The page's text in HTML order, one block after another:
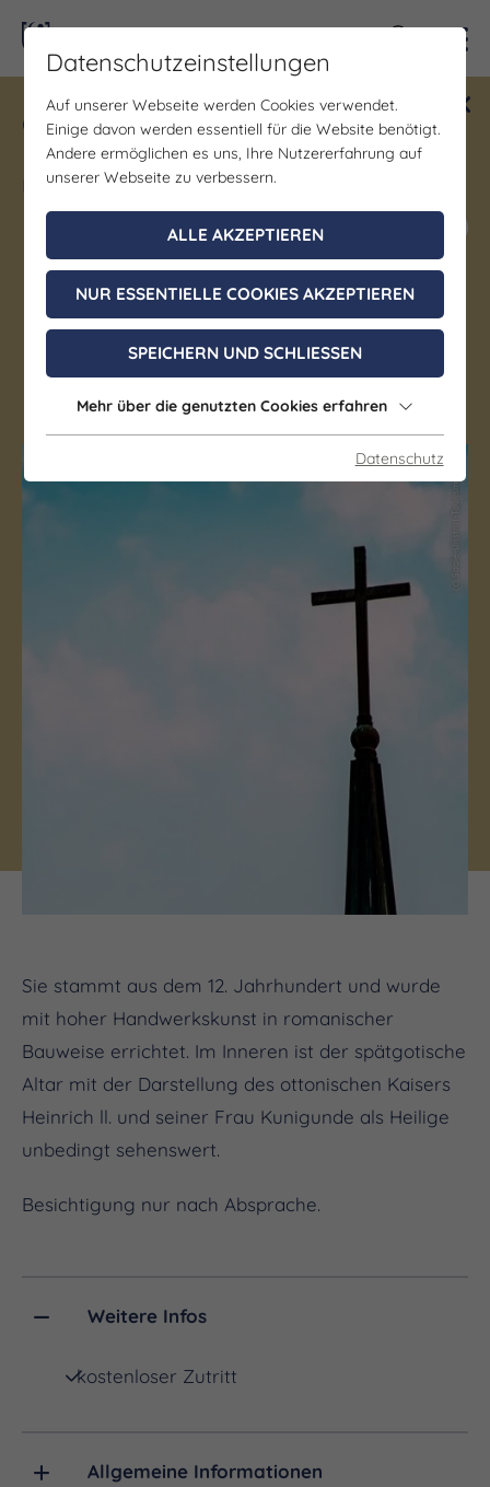
Gewinne ein Blind Date mit Saale-
Unstrut! Teilnahme vom 1.7. - 18.12.
möglich.
Jetzt mitmachen
Denkmal/Wahrzeichen | Kirche/Dome/Kloster
Kirche Schkauditz
Wetterzeube OT Schkauditz
(c) Saale-Unstrut-Tourismus e.V.
Sie stammt aus dem 12. Jahrhundert und wurde
mit hoher Handwerkskunst in romanischer
Bauweise errichtet. Im Inneren ist der spätgotische
Altar mit der Darstellung des ottonischen Kaisers
Heinrich ll. und seiner Frau Kunigunde als Heilige
unbedingt sehenswert.
Besichtigung nur nach Absprache.
Weitere Infos
kostenloser Zutritt
Allgemeine Informationen
Datenschutzeinstellungen
Auf unserer Webseite werden Cookies verwendet.
Einige davon werden essentiell für die Website benötigt.
Andere ermöglichen es uns, Ihre Nutzererfahrung auf
unserer Webseite zu verbessern.
ALLE AKZEPTIEREN
NUR ESSENTIELLE COOKIES AKZEPTIEREN
SPEICHERN UND SCHLIESSEN
Mehr über die genutzten Cookies erfahren
Datenschutz